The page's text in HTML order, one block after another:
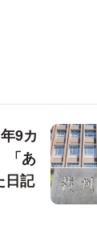
9カ
「あ
日記